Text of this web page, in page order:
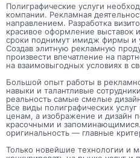
Полиграфические услуги
компании. Рекламная
направлением. Разработка
красивое оформление выставок
сроки поднимут имидж фирмы и
Создав элитную рекламную
произвести впечатление на
на взаимовыгодных условиях в
Большой опыт работы в
навыки и талантливые
реальность самые смелые
Все виды полиграфических
ценам, а изображение и дизайн
красочными и
оригинальность — главные
Только новейшие технологии и